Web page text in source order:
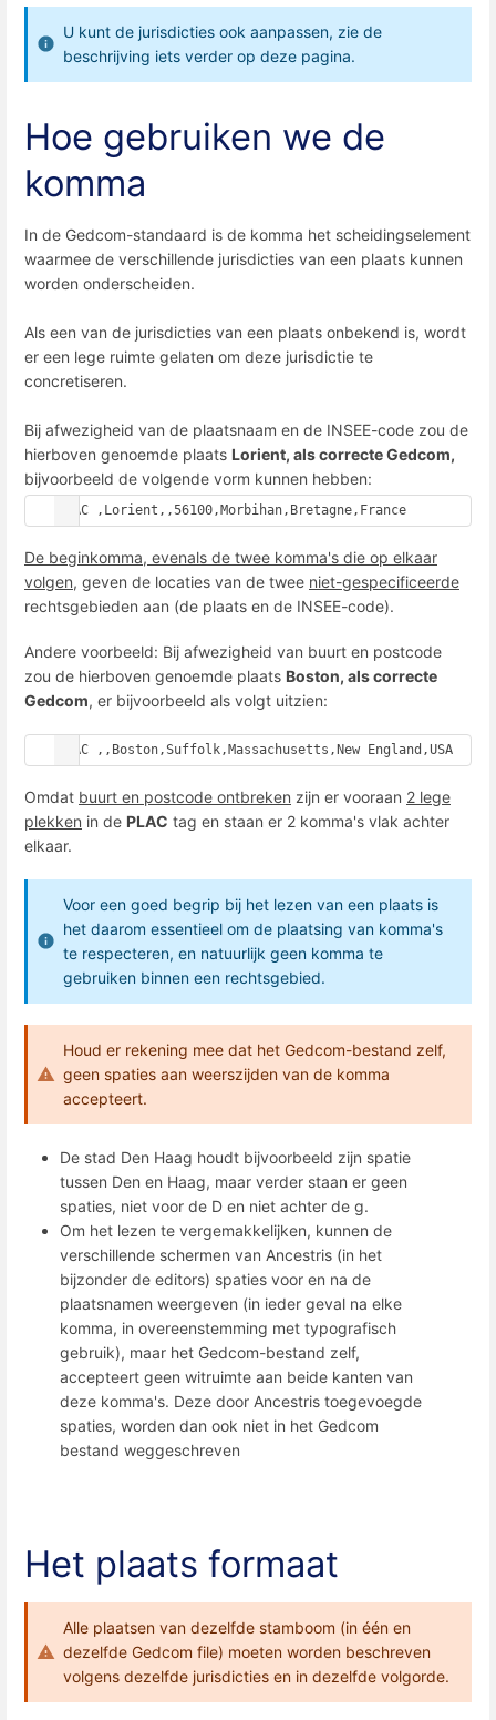
U kunt de jurisdicties ook aanpassen, zie de
beschrijving iets verder op deze pagina.
Hoe gebruiken we de
komma
In de Gedcom-standaard is de komma het scheidingselement
waarmee de verschillende jurisdicties van een plaats kunnen
worden onderscheiden.
Als een van de jurisdicties van een plaats onbekend is, wordt
er een lege ruimte gelaten om deze jurisdictie te
concretiseren.
Bij afwezigheid van de plaatsnaam en de INSEE-code zou de
hierboven genoemde plaats Lorient, als correcte Gedcom,
bijvoorbeeld de volgende vorm kunnen hebben:
PLAC ,Lorient,,56100,Morbihan,Bretagne,France
De beginkomma, evenals de twee komma's die op elkaar
volgen, geven de locaties van de twee niet-gespecificeerde
rechtsgebieden aan (de plaats en de INSEE-code).
Andere voorbeeld: Bij afwezigheid van buurt en postcode
zou de hierboven genoemde plaats Boston, als correcte
Gedcom, er bijvoorbeeld als volgt uitzien:
PLAC ,,Boston,Suffolk,Massachusetts,New England,USA
Omdat buurt en postcode ontbreken zijn er vooraan 2 lege
plekken in de PLAC tag en staan er 2 komma's vlak achter
elkaar.
Voor een goed begrip bij het lezen van een plaats is
het daarom essentieel om de plaatsing van komma's
te respecteren, en natuurlijk geen komma te
gebruiken binnen een rechtsgebied.
Houd er rekening mee dat het Gedcom-bestand zelf,
geen spaties aan weerszijden van de komma
accepteert.
De stad Den Haag houdt bijvoorbeeld zijn spatie
tussen Den en Haag, maar verder staan er geen
spaties, niet voor de D en niet achter de g.
Om het lezen te vergemakkelijken, kunnen de
verschillende schermen van Ancestris (in het
bijzonder de editors) spaties voor en na de
plaatsnamen weergeven (in ieder geval na elke
komma, in overeenstemming met typografisch
gebruik), maar het Gedcom-bestand zelf,
accepteert geen witruimte aan beide kanten van
deze komma's. Deze door Ancestris toegevoegde
spaties, worden dan ook niet in het Gedcom
bestand weggeschreven
Het plaats formaat
Alle plaatsen van dezelfde stamboom (in één en
dezelfde Gedcom file) moeten worden beschreven
volgens dezelfde jurisdicties en in dezelfde volgorde.